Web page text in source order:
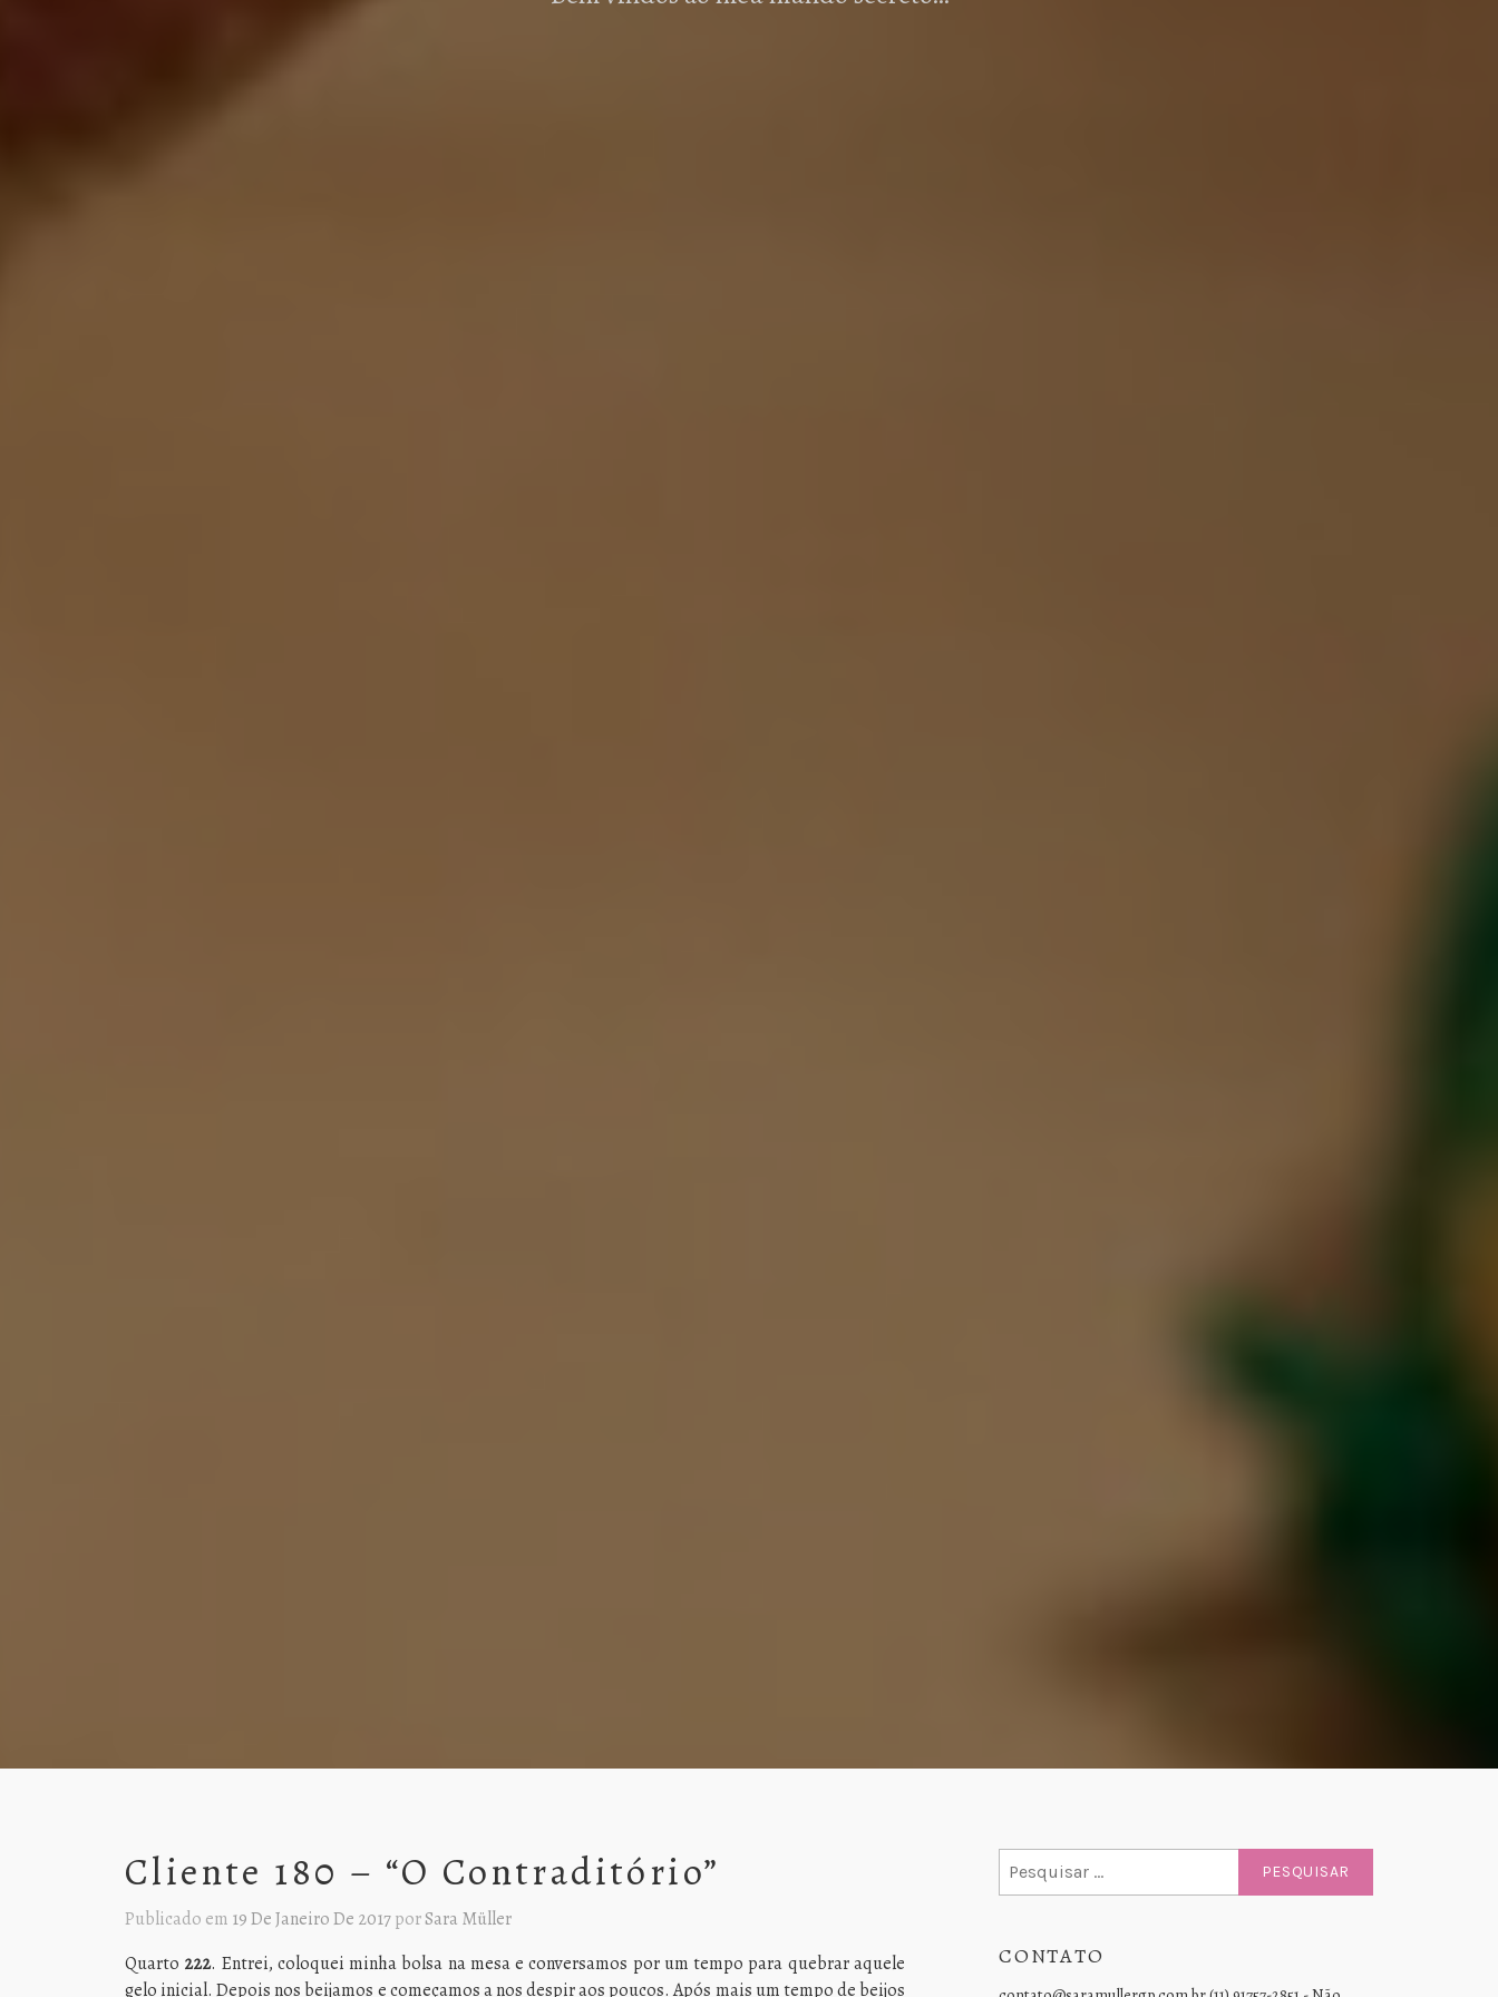
Cliente 180 – “O Contraditório”
Publicado em 19 De Janeiro De 2017porSara Müller
Quarto 222. Entrei, coloquei minha bolsa na mesa e conversamos por um tempo para quebrar aquele
gelo inicial. Depois nos beijamos e começamos a nos despir aos poucos. Após mais um tempo de beijos
por:
CONTATO